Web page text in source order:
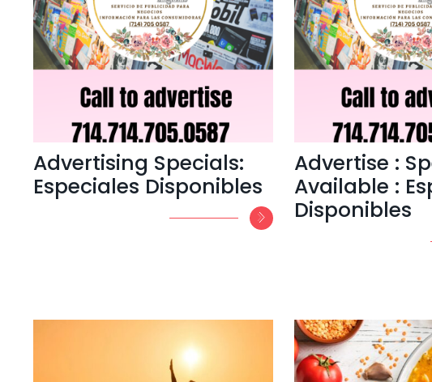
Advertising Specials:
Especiales Disponibles
Advertise :
Available :
Disponibles